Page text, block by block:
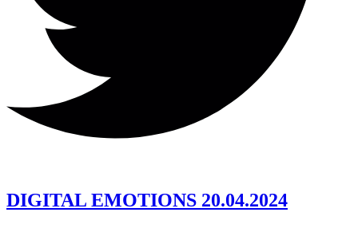
DIGITAL EMOTIONS 20.04.2024